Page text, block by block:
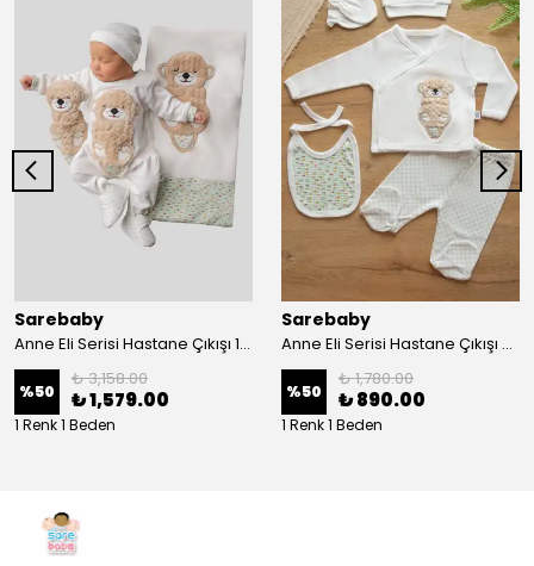
Sarebaby
Anne Eli Serisi Hastane Çıkışı 10'lu Set Oyuncak Hediyeli Organik
%50
₺ 3,158.00
₺ 1,579.00
1 Renk 1 Beden
Sarebaby
Anne Eli Serisi Hastane Çıkışı 5li Set
%50
₺ 1,780.00
₺ 890.00
1 Renk 1 Beden